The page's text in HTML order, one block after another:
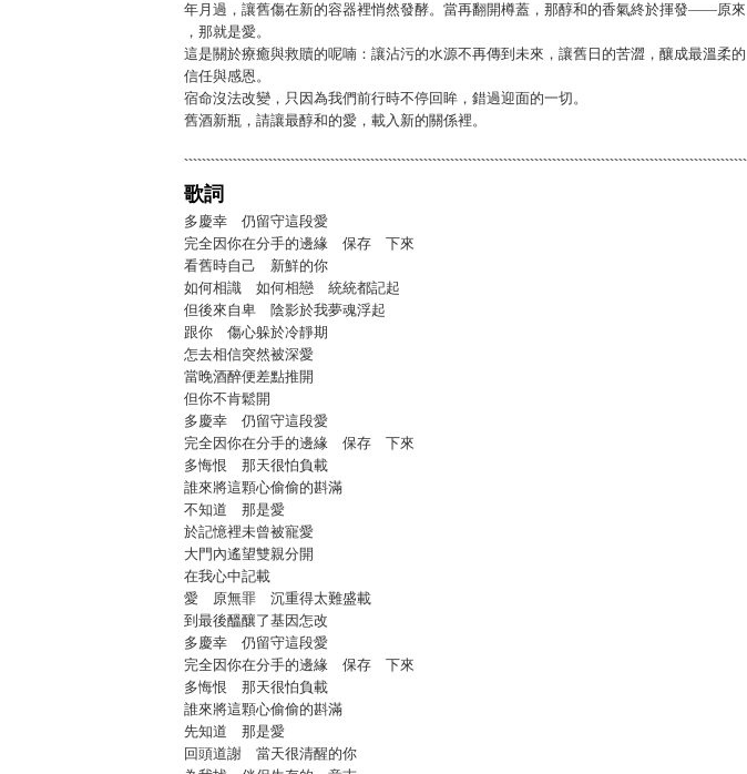
年月過，讓舊傷在新的容器裡悄然發酵。當再翻開樽蓋，那醇和的香氣終於揮發——原來
，那就是愛。
這是關於療癒與救贖的呢喃：讓沾污的水源不再傳到未來，讓舊日的苦澀，釀成最溫柔的
信任與感恩。
宿命沒法改變，只因為我們前行時不停回眸，錯過迎面的一切。
舊酒新瓶，請讓最醇和的愛，載入新的關係裡。
歌詞
多慶幸 仍留守這段愛
完全因你在分手的邊緣 保存 下來
看舊時自己 新鮮的你
如何相識 如何相戀 統統都記起
但後來自卑 陰影於我夢魂浮起
跟你 傷心躲於冷靜期
怎去相信突然被深愛
當晚酒醉便差點推開
但你不肯鬆開
多慶幸 仍留守這段愛
完全因你在分手的邊緣 保存 下來
多悔恨 那天很怕負載
誰來將這顆心偷偷的斟滿
不知道 那是愛
於記憶裡未曾被寵愛
大門內遙望雙親分開
在我心中記載
愛 原無罪 沉重得太難盛載
到最後醞釀了基因怎改
多慶幸 仍留守這段愛
完全因你在分手的邊緣 保存 下來
多悔恨 那天很怕負載
誰來將這顆心偷偷的斟滿
先知道 那是愛
回頭道謝 當天很清醒的你